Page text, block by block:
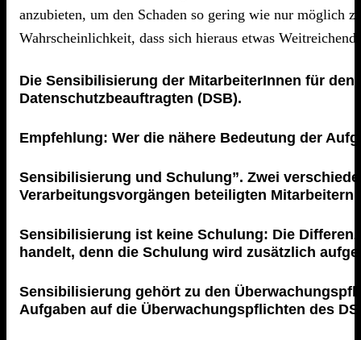
anzubieten, um den Schaden so gering wie nur möglich
Wahrscheinlichkeit, dass sich hieraus etwas
Die Sensibilisierung der MitarbeiterInnen für
Datenschutzbeauftragten (DSB).
Empfehlung: Wer die nähere Bedeutung der
Sensibilisierung und Schulung”. Zwei
Verarbeitungsvorgängen beteiligten Mitarbeitern
Sensibilisierung ist keine Schulung: Die
handelt, denn die Schulung wird zusätzlich
Sensibilisierung gehört zu den
Aufgaben auf die Überwachungspflichten des